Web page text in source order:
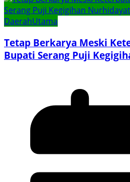
DaerahUtama
Tetap Berkarya Meski
Bupati Serang Puji